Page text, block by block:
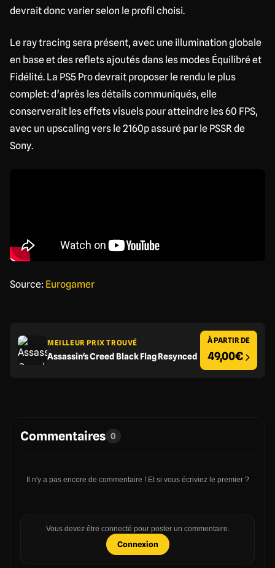
devrait donc varier selon le profil choisi.
Le ray tracing sera présent, avec une illumination globale
en base et des reflets ajoutés dans les modes Équilibré et
Fidélité. La PS5 Pro devrait proposer le rendu le plus
complet: d’après les détails communiqués, elle
conserverait les effets visuels pour atteindre les 60 FPS,
avec un upscaling vers le 2160p assuré par le PSSR de
Sony.
Source: Eurogamer
MEILLEUR PRIX TROUVÉ
Assassin's Creed Black Flag Resynced
À PARTIR DE
49,00€
Commentaires 0
Il n'y a pas encore de commentaire ! Et si vous écriviez le premier ?
Vous devez être connecté pour poster un commentaire.
Connexion